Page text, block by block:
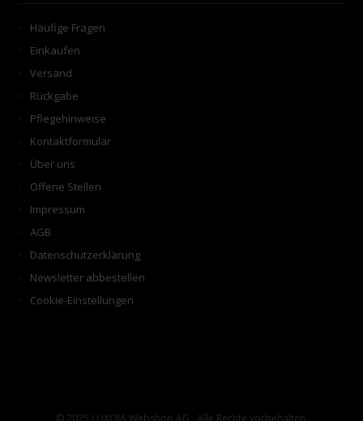
Häufige Fragen
Einkaufen
Versand
Rückgabe
Pflegehinweise
Kontaktformular
Über uns
Offene Stellen
Impressum
AGB
Datenschutzerklärung
Newsletter abbestellen
Cookie-Einstellungen
© 2025 LUXOIA Webshop AG · Alle Rechte vorbehalten.